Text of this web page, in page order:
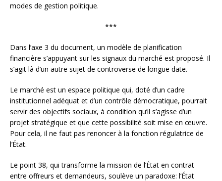
modes de gestion politique.
***
Dans l’axe 3 du document, un modèle de planification
financière s’appuyant sur les signaux du marché est proposé. Il
s’agit là d’un autre sujet de controverse de longue date.
Le marché est un espace politique qui, doté d’un cadre
institutionnel adéquat et d’un contrôle démocratique, pourrait
servir des objectifs sociaux, à condition qu’il s’agisse d’un
projet stratégique et que cette possibilité soit mise en œuvre.
Pour cela, il ne faut pas renoncer à la fonction régulatrice de
l’État.
Le point 38, qui transforme la mission de l’État en contrat
entre offreurs et demandeurs, soulève un paradoxe: l’État